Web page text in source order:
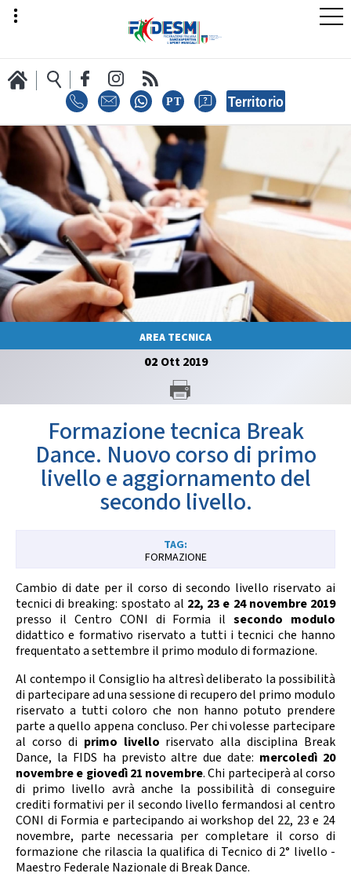
LA FEDERAZIONE
AREA SPORT
AREA TECNICA
GARE
Formazione Albo Soci
Calendario Gare Media
AREA TECNICA
02 Ott2019
Formazione tecnica Break
Dance. Nuovo corso di primo
livello e aggiornamento del
secondo livello.
FORMAZIONE
Cambio di date per il corso di secondo livello riservato ai
tecnici di breaking: spostato al 22, 23 e 24 novembre 2019
presso il Centro CONI di Formia ilsecondo modulo
didattico e formativo riservato a tutti i tecnici che hanno
frequentato a settembre il primo modulo di formazione.
Al contempo il Consiglio ha altresì deliberato la possibilità
di partecipare ad una sessione di recupero del primo modulo
riservato a tutti coloro che non hanno potuto prendere
parte a quello appena concluso. Per chi volesse partecipare
al corso di primo livello riservato alla disciplina Break
Dance, la FIDS ha previsto altre due date: mercoledì 20
novembre e giovedì 21 novembre. Chi parteciperà al corso
di primo livello avrà anche la possibilità di conseguire
crediti formativi per il secondo livello fermandosi al centro
CONI di Formia e partecipando ai workshop del 22, 23 e 24
novembre, parte necessaria per completare il corso di
formazione che rilascia la qualifica di Tecnico di 2° livello -
Maestro Federale Nazionale di Break Dance.